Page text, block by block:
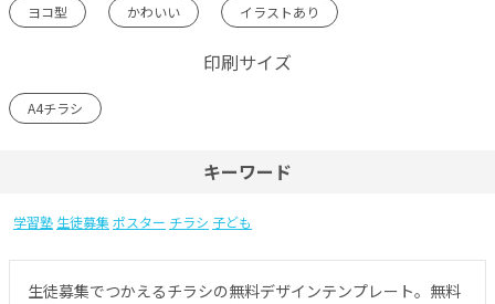
ヨコ型 かわいい イラストあり
印刷サイズ
A4チラシ
キーワード
学習塾 生徒募集 ポスター チラシ 子ども
生徒募集でつかえるチラシの無料デザインテンプレート。無料